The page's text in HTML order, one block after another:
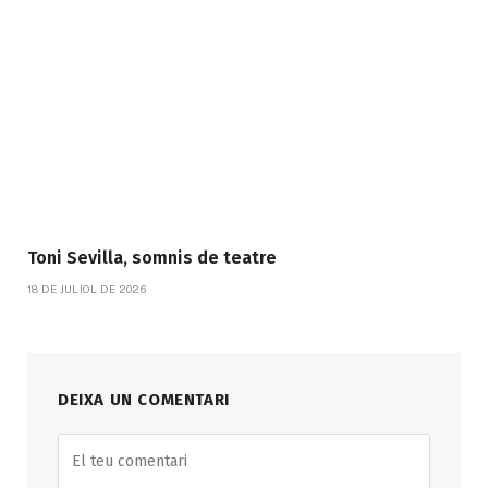
Toni Sevilla, somnis de teatre
18 DE JULIOL DE 2026
DEIXA UN COMENTARI